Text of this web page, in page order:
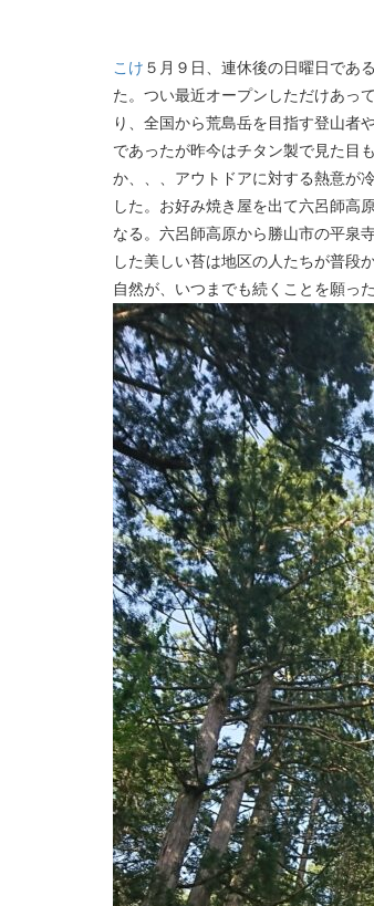
こけ ５月９日、連休後の日曜日であ
た。つい最近オープンしただけあっ
り、全国から荒島岳を目指す登山者
であったが昨今はチタン製で見た目
か、、、アウトドアに対する熱意が
した。お好み焼き屋を出て六呂師高
なる。六呂師高原から勝山市の平泉
した美しい苔は地区の人たちが普段
自然が、いつまでも続くことを願った